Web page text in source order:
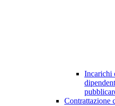
Incarichi
Contrattazione